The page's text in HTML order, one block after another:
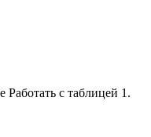
с таблицей 1.